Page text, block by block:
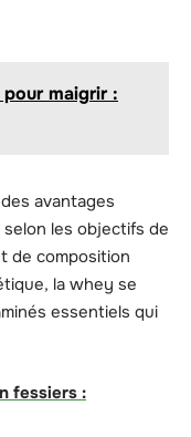
maigrir :
avantages
les objectifs de
de composition
la whey se
essentiels qui
fessiers :